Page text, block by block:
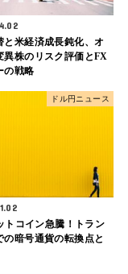
と米経済成長鈍化、オ
異株のリスク評価とFX
の戦略
ドル円ニュース
トコイン急騰！トラン
の暗号通貨の転換点と